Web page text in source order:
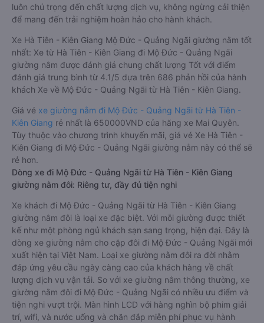
luôn chú trọng đến chất lượng dịch vụ, không ngừng cải thiện
để mang đến trải nghiệm hoàn hảo cho hành khách.
Xe Hà Tiên - Kiên Giang Mộ Đức - Quảng Ngãi giường nằm tốt
nhất: Xe từ Hà Tiên - Kiên Giang đi Mộ Đức - Quảng Ngãi
giường nằm được đánh giá chung chất lượng Tốt với điểm
đánh giá trung bình từ 4.1/5 dựa trên 686 phản hồi của hành
khách Xe về Mộ Đức - Quảng Ngãi từ Hà Tiên - Kiên Giang.
Giá vé xe giường nằm đi Mộ Đức - Quảng Ngãi từ Hà Tiên -
Kiên Giang rẻ nhất là 650000VND của hãng xe Mai Quyên.
Tùy thuộc vào chương trình khuyến mãi, giá vé Xe Hà Tiên -
Kiên Giang đi Mộ Đức - Quảng Ngãi giường nằm này có thể sẽ
rẻ hơn.
Dòng xe đi Mộ Đức - Quảng Ngãi từ Hà Tiên - Kiên Giang
giường nằm đôi: Riêng tư, đầy đủ tiện nghi
Xe khách đi Mộ Đức - Quảng Ngãi từ Hà Tiên - Kiên Giang
giường nằm đôi là loại xe đặc biệt. Với mỗi giường được thiết
kế như một phòng ngủ khách sạn sang trọng, hiện đại. Đây là
dòng xe giường nằm cho cặp đôi đi Mộ Đức - Quảng Ngãi mới
xuất hiện tại Việt Nam. Loại xe giường nằm đôi ra đời nhằm
đáp ứng yêu cầu ngày càng cao của khách hàng về chất
lượng dịch vụ vận tải. So với xe giường nằm thông thường, xe
giường nằm đôi đi Mộ Đức - Quảng Ngãi có nhiều ưu điểm và
tiện nghi vượt trội. Màn hình LCD với hàng nghìn bộ phim giải
trí, wifi, và nước uống và chăn đắp miễn phí phục vụ hành